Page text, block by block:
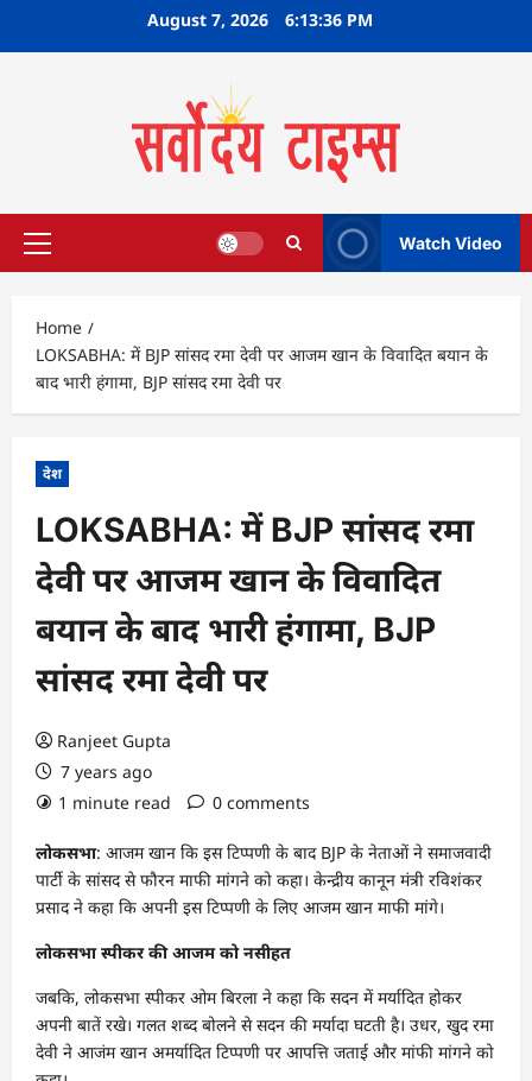
August 7, 2026 6:13:37 PM
Primary
Watch Video
Home
LOKSABHA: में BJP सांसद रमा देवी पर आजम खान के विवादित बयान के
बाद भारी हंगामा, BJP सांसद रमा देवी पर
देश
LOKSABHA: में BJP सांसद रमा
देवी पर आजम खान के विवादित
बयान के बाद भारी हंगामा, BJP
सांसद रमा देवी पर
Ranjeet Gupta
7 years ago
1 minute read
0 comments
लोकसभा: आजम खान कि इस टिप्पणी के बाद BJP के नेताओं ने समाजवादी
पार्टी के सांसद से फौरन माफी मांगने को कहा। केन्द्रीय कानून मंत्री रविशंकर
प्रसाद ने कहा कि अपनी इस टिप्पणी के लिए आजम खान माफी मांगे।
लोकसभा स्पीकर की आजम को नसीहत
जबकि, लोकसभा स्पीकर ओम बिरला ने कहा कि सदन में मर्यादित होकर
अपनी बातें रखे। गलत शब्द बोलने से सदन की मर्यादा घटती है। उधर, खुद रमा
देवी ने आजंम खान अमर्यादित टिप्पणी पर आपत्ति जताई और मांफी मांगने को